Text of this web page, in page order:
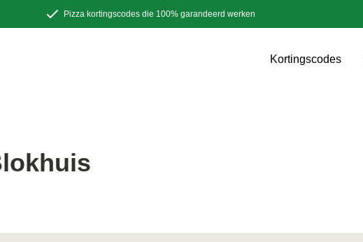
Pizza kortingscodes die 100% garandeerd werken
Kortingscodes